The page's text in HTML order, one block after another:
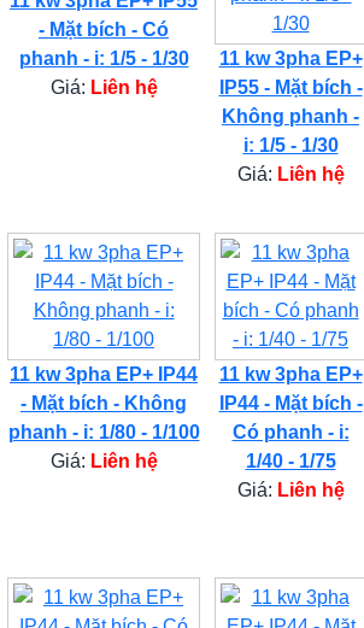
- Mặt bích - Có
phanh - i: 1/5 - 1/30
Giá: Liên hệ
11 kw 3pha EP+
IP55 - Mặt bích -
Không phanh -
i: 1/5 - 1/30
Giá: Liên hệ
11 kw 3pha EP+ IP44
- Mặt bích - Không
phanh - i: 1/80 - 1/100
Giá: Liên hệ
11 kw 3pha EP+
IP44 - Mặt bích -
Có phanh - i:
1/40 - 1/75
Giá: Liên hệ